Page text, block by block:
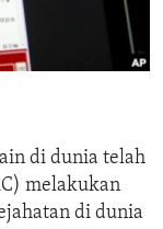
di dunia telah
melakukan
di dunia